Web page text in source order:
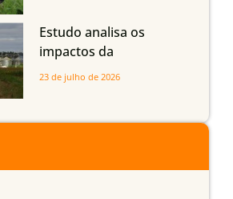
Estudo analisa os
impactos da
infraestrutura logística
do Sul
23 de julho de 2026